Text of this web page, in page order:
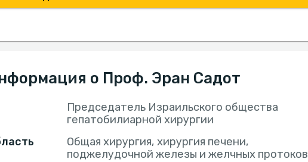
о Проф. Эран Садот
Председатель Израильского общества
гепатобилиарной хирургии
Общая хирургия, хирургия печени,
поджелудочной железы и желчных протоков